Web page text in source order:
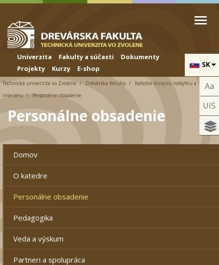
Skip to cookies
Skip to navigation
Skočiť na hlavný obsah
SK
Univerzita Fakulty a súčasti
Dokumenty
Projekty
Kurzy E-shop
Aa
UIS
Technická univerzita vo Zvolene Drevárska fakulta
Katedra dizajnu nábytku a
interiéru
Personálne obsadenie
Personálne obsadenie
Domov
O katedre
Personálne obsadenie
Pedagogika
Veda a výskum
Partneri a spolupráca